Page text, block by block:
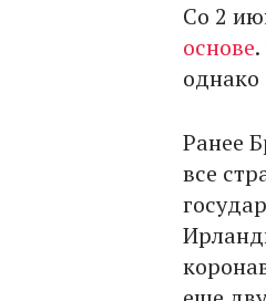
Со 2
основе
однако
Ранее
все